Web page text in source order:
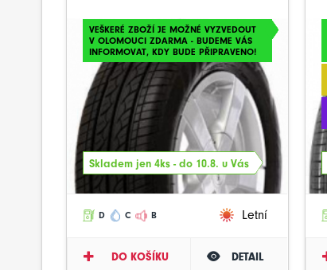
VEŠKERÉ ZBOŽÍ JE MOŽNÉ VYZVEDOUT
V OLOMOUCI ZDARMA - BUDEME VÁS
INFORMOVAT, KDY BUDE PŘIPRAVENO!
Skladem jen 4ks - do 10.8. u Vás
D C B Letní
DO KOŠÍKU DETAIL